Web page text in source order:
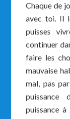
Chaque de
avec toi. Il
puisses
continuer
faire les
mauvaise
mal, pas
puissance
puissance